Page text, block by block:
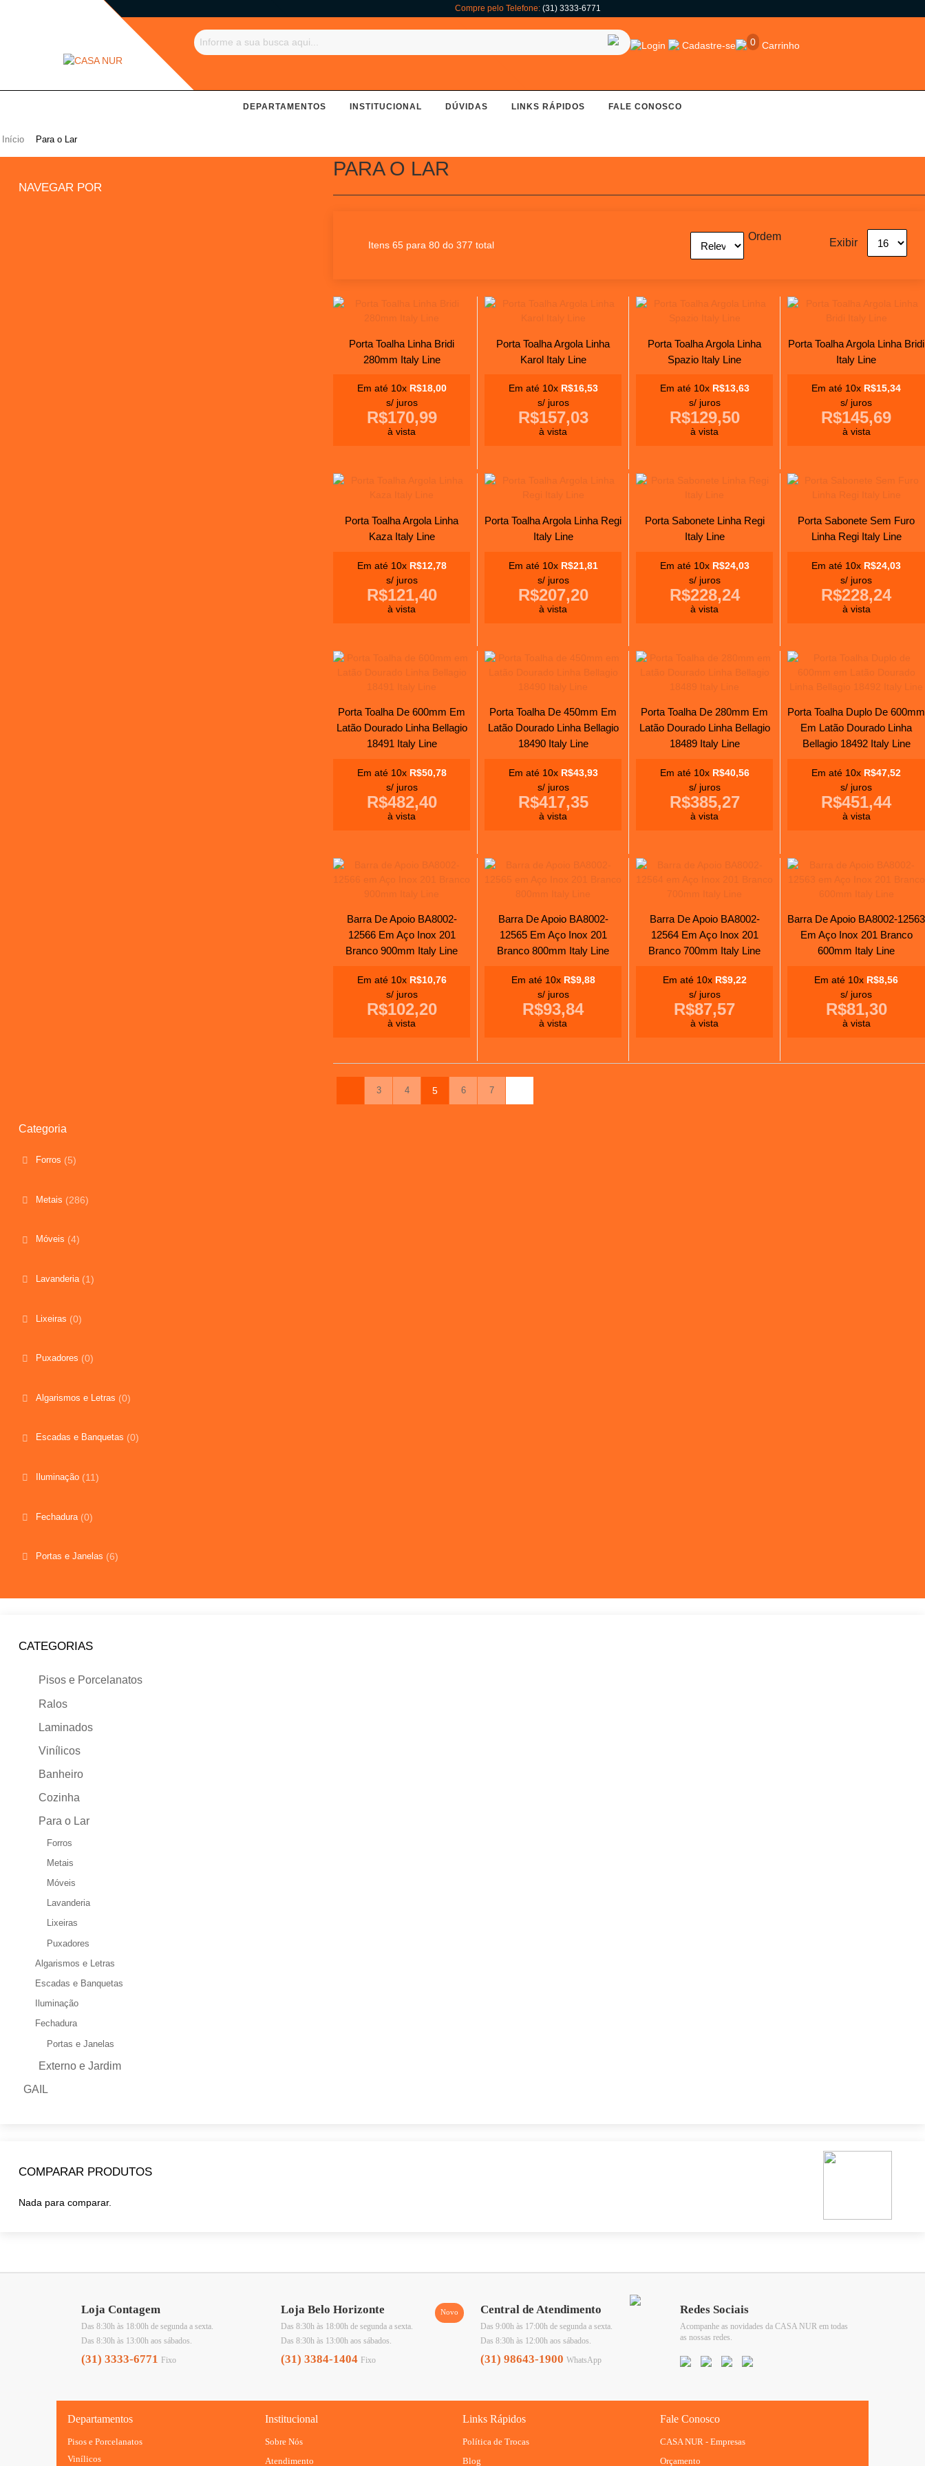
Compre pelo Telefone: (31) 3333-6771
Login Cadastre-se 0 Carrinho
DEPARTAMENTOS INSTITUCIONAL DÚVIDAS LINKS RÁPIDOS FALE CONOSCO
Início Para o Lar
PARA O LAR
Itens 65 para 80 do 377 total Exibir
Ordem
Porta Toalha Linha Bridi
280mm Italy Line
Em até 10x R$18,00
s/ juros
R$170,99
à vista
Porta Toalha Argola Linha
Karol Italy Line
Em até 10x R$16,53
s/ juros
R$157,03
à vista
Porta Toalha Argola Linha
Spazio Italy Line
Em até 10x R$13,63
s/ juros
R$129,50
à vista
Porta Toalha Argola Linha Bridi
Italy Line
Em até 10x R$15,34
s/ juros
R$145,69
à vista
Porta Toalha Argola Linha
Kaza Italy Line
Em até 10x R$12,78
s/ juros
R$121,40
à vista
Porta Toalha Argola Linha Regi
Italy Line
Em até 10x R$21,81
s/ juros
R$207,20
à vista
Porta Sabonete Linha Regi
Italy Line
Em até 10x R$24,03
s/ juros
R$228,24
à vista
Porta Sabonete Sem Furo
Linha Regi Italy Line
Em até 10x R$24,03
s/ juros
R$228,24
à vista
Porta Toalha De 600mm Em
Latão Dourado Linha Bellagio
18491 Italy Line
Em até 10x R$50,78
s/ juros
R$482,40
à vista
Porta Toalha De 450mm Em
Latão Dourado Linha Bellagio
18490 Italy Line
Em até 10x R$43,93
s/ juros
R$417,35
à vista
Porta Toalha De 280mm Em
Latão Dourado Linha Bellagio
18489 Italy Line
Em até 10x R$40,56
s/ juros
R$385,27
à vista
Porta Toalha Duplo De 600mm
Em Latão Dourado Linha
Bellagio 18492 Italy Line
Em até 10x R$47,52
s/ juros
R$451,44
à vista
Barra De Apoio BA8002-
12566 Em Aço Inox 201
Branco 900mm Italy Line
Em até 10x R$10,76
s/ juros
R$102,20
à vista
Barra De Apoio BA8002-
12565 Em Aço Inox 201
Branco 800mm Italy Line
Em até 10x R$9,88
s/ juros
R$93,84
à vista
Barra De Apoio BA8002-
12564 Em Aço Inox 201
Branco 700mm Italy Line
Em até 10x R$9,22
s/ juros
R$87,57
à vista
Barra De Apoio BA8002-12563
Em Aço Inox 201 Branco
600mm Italy Line
Em até 10x R$8,56
s/ juros
R$81,30
à vista
3 4 5 6 7
NAVEGAR POR
Categoria
Forros (5)
Metais (286)
Móveis (4)
Lavanderia(1)
Lixeiras (0)
Puxadores (0)
Algarismos e Letras (0)
Escadas e Banquetas (0)
Iluminação (11)
Fechadura(0)
Portas e Janelas (6)
CATEGORIAS
Pisos e Porcelanatos
Ralos
Laminados
Vinílicos
Banheiro
Cozinha
Para o Lar
Forros
Metais
Móveis
Lavanderia
Lixeiras
Puxadores
Algarismos e Letras
Escadas e Banquetas
Iluminação
Fechadura
Portas e Janelas
Externo e Jardim
GAIL
COMPARAR PRODUTOS
Nada para comparar.
Loja Contagem
Das 8:30h às 18:00h de segunda a sexta.
Das 8:30h às 13:00h aos sábados.
(31) 3333-6771 Fixo
Loja Belo Horizonte
Das 8:30h às 18:00h de segunda a sexta.
Das 8:30h às 13:00h aos sábados.
(31) 3384-1404 Fixo
Central de Atendimento
Das 9:00h às 17:00h de segunda a sexta.
Das 8:30h às 12:00h aos sábados.
(31) 98643-1900 WhatsApp
Redes Sociais
Acompanhe as novidades da CASA NUR em todas
as nossas redes.
Departamentos
Pisos e Porcelanatos
Vinílicos
Institucional
Sobre Nós
Atendimento
Links Rápidos
Política de Trocas
Blog
Fale Conosco
CASA NUR - Empresas
Orçamento